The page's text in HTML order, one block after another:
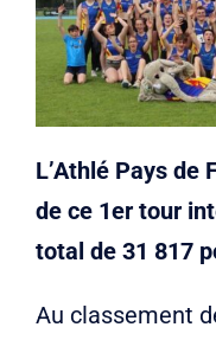
L’Athlé Pays de
de ce 1er tour
total de 31 817
Au classement